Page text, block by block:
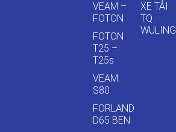
VEAM –
FOTON
FOTON
T25 –
T25s
VEAM
S80
FORLAND
D65 BEN
XE TẢI
TQ
WULING